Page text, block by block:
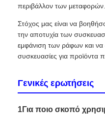
περιβάλλον των μεταφορών.
Στόχος μας είναι να
την αποτυχία των
εμφάνιση των ράφων και
συσκευασίες για προϊόντα
Γενικές ερωτήσεις
1Για ποιο σκοπό